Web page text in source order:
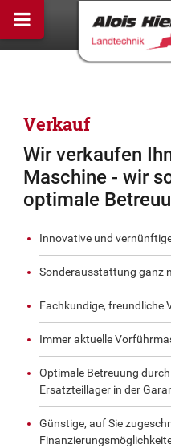
Verkauf
Wir verkaufen
Maschine - wir
optimale
Innovative und
Sonderausstattung ganz
Fachkundige, freundliche
Immer aktuelle
Optimale Betreuung
Ersatzteillager in der
Günstige, auf Sie